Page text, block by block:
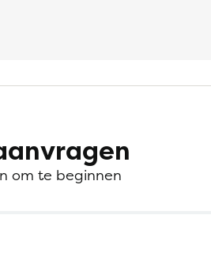
om te beginnen